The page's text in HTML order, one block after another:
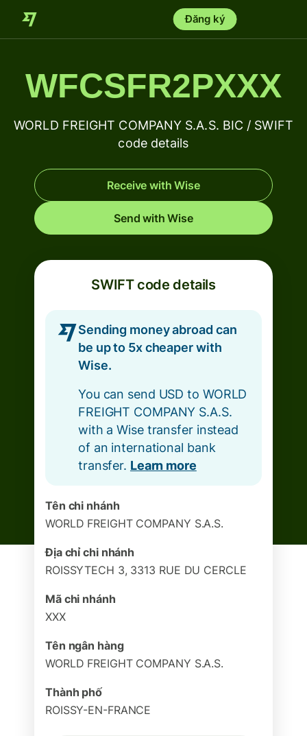
Đăng ký
WFCSFR2PXXX
WORLD FREIGHT COMPANY S.A.S. BIC / SWIFT
code details
Receive with Wise
Send with Wise
SWIFT code details
Sending money abroad can
be up to 5x cheaper with
Wise.
You can send USD to WORLD
FREIGHT COMPANY S.A.S.
with a Wise transfer instead
of an international bank
transfer. Learn more
Tên chi nhánh
WORLD FREIGHT COMPANY S.A.S.
Địa chỉ chi nhánh
ROISSYTECH 3, 3313 RUE DU CERCLE
Mã chi nhánh
XXX
Tên ngân hàng
WORLD FREIGHT COMPANY S.A.S.
Thành phố
ROISSY-EN-FRANCE